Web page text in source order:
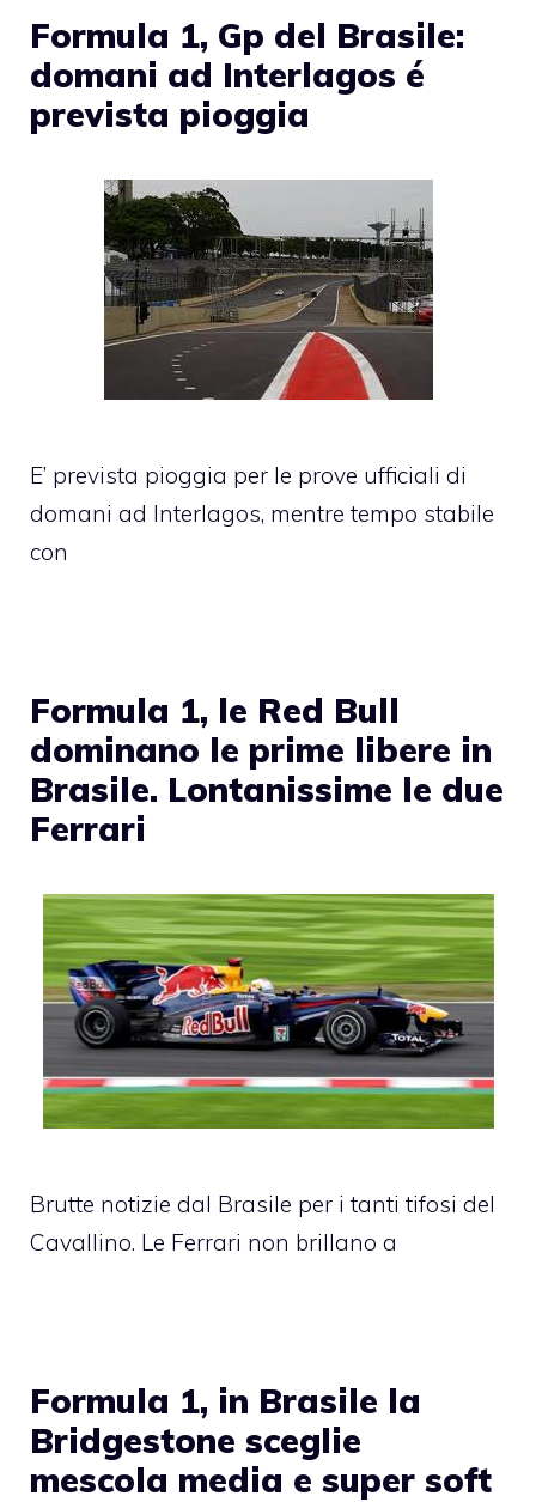
Formula 1, Gp del Brasile:
domani ad Interlagos é
prevista pioggia
E’ prevista pioggia per le prove ufficiali di
domani ad Interlagos, mentre tempo stabile
con
Formula 1, le Red Bull
dominano le prime libere in
Brasile. Lontanissime le due
Ferrari
Brutte notizie dal Brasile per i tanti tifosi del
Cavallino. Le Ferrari non brillano a
Formula 1, in Brasile la
Bridgestone sceglie
mescola media e super soft